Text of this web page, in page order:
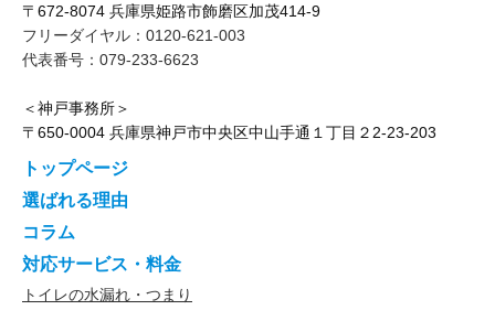
〒672-8074 兵庫県姫路市飾磨区加茂414-9
フリーダイヤル：0120-621-003
代表番号：079-233-6623
＜神戸事務所＞
〒650-0004 兵庫県神戸市中央区中山手通１丁目２2-23-203
トップページ
選ばれる理由
コラム
対応サービス・料金
トイレの水漏れ・つまり